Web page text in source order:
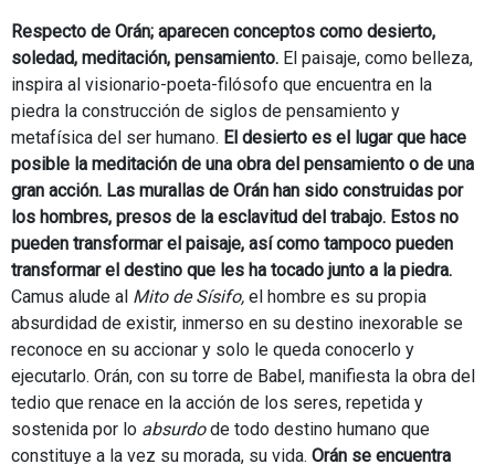
Respecto de Orán; aparecen conceptos como desierto,
soledad, meditación, pensamiento. El paisaje, como belleza,
inspira al visionario-poeta-filósofo que encuentra en la
piedra la construcción de siglos de pensamiento y
metafísica del ser humano. El desierto es el lugar que hace
posible la meditación de una obra del pensamiento o de una
gran acción. Las murallas de Orán han sido construidas por
los hombres, presos de la esclavitud del trabajo. Estos no
pueden transformar el paisaje, así como tampoco pueden
transformar el destino que les ha tocado junto a la piedra.
Camus alude al Mito de Sísifo, el hombre es su propia
absurdidad de existir, inmerso en su destino inexorable se
reconoce en su accionar y solo le queda conocerlo y
ejecutarlo. Orán, con su torre de Babel, manifiesta la obra del
tedio que renace en la acción de los seres, repetida y
sostenida por lo absurdode todo destino humano que
constituye a la vez su morada, su vida. Orán se encuentra